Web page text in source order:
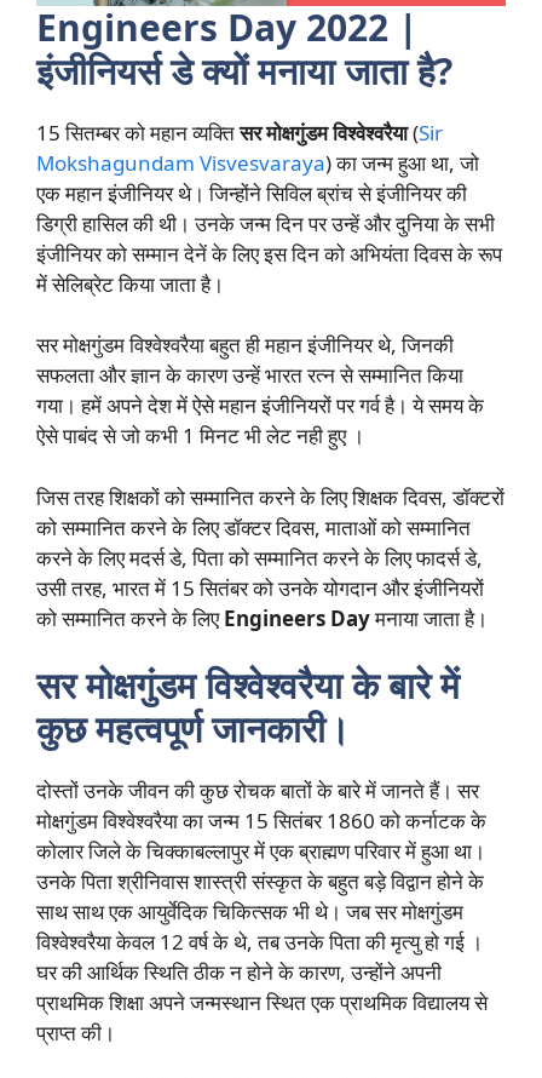
Engineers Day 2022 |
इंजीनियर्स डे क्यों मनाया जाता है?
15 सितम्बर को महान व्यक्तिसर मोक्षगुंडम विश्वेश्वरैया(Sir
Mokshagundam Visvesvaraya) का जन्म हुआ था, जो
एक महान इंजीनियर थे। जिन्होंने सिविल ब्रांच से इंजीनियर की
डिग्री हासिल की थी। उनके जन्म दिन पर उन्हें और दुनिया के सभी
इंजीनियर को सम्मान देनें के लिए इस दिन को अभियंता दिवस के रूप
में सेलिब्रेट किया जाता है।
सर मोक्षगुंडम विश्वेश्वरैया बहुत ही महान इंजीनियर थे, जिनकी
सफलता और ज्ञान के कारण उन्हें भारत रत्न से सम्मानित किया
गया। हमें अपने देश में ऐसे महान इंजीनियरों पर गर्व है। ये समय के
ऐसे पाबंद से जो कभी 1 मिनट भी लेट नही हुए ।
जिस तरह शिक्षकों को सम्मानित करने के लिए शिक्षक दिवस, डॉक्टरों
को सम्मानित करने के लिए डॉक्टर दिवस, माताओं को सम्मानित
करने के लिए मदर्स डे, पिता को सम्मानित करने के लिए फादर्स डे,
उसी तरह, भारत में 15 सितंबर को उनके योगदान और इंजीनियरों
को सम्मानित करने के लिएEngineers Dayमनाया जाता है।
सर मोक्षगुंडम विश्वेश्वरैया के बारे में
कुछ महत्वपूर्ण जानकारी।
दोस्तों उनके जीवन की कुछ रोचक बातों के बारे में जानते हैं। सर
मोक्षगुंडम विश्वेश्वरैया का जन्म 15 सितंबर 1860 को कर्नाटक के
कोलार जिले के चिक्काबल्लापुर में एक ब्राह्मण परिवार में हुआ था।
उनके पिता श्रीनिवास शास्त्री संस्कृत के बहुत बड़े विद्वान होने के
साथ साथ एक आयुर्वेदिक चिकित्सक भी थे। जब सर मोक्षगुंडम
विश्वेश्वरैया केवल 12 वर्ष के थे, तब उनके पिता की मृत्यु हो गई ।
घर की आर्थिक स्थिति ठीक न होने के कारण, उन्होंने अपनी
प्राथमिक शिक्षा अपने जन्मस्थान स्थित एक प्राथमिक विद्यालय से
प्राप्त की।